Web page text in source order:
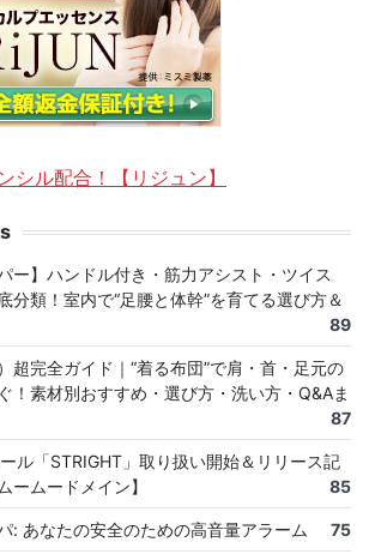
シル配合！【リジュン】
ー】ハンドル付き・筋力アシスト・ツイス
分類！室内で“足腰と体幹”を育てる選び方＆
89
超完全ガイド｜“着る布団”で肩・首・足元の
！素材別おすすめ・選び方・洗い方・Q&Aま
87
ル「STRIGHT」取り扱い開始＆リリース記
ームードメイン】
85
: あなたの安全のための高音量アラーム 75